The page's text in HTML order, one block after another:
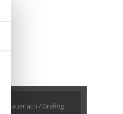
Sauerlach / Grafing